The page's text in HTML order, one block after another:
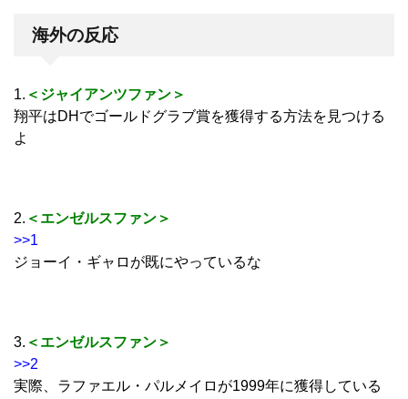
海外の反応
1. ＜ジャイアンツファン＞
翔平はDHでゴールドグラブ賞を獲得する方法を見つける
よ
2. ＜エンゼルスファン＞
>>1
ジョーイ・ギャロが既にやっているな
3. ＜エンゼルスファン＞
>>2
実際、ラファエル・パルメイロが1999年に獲得している